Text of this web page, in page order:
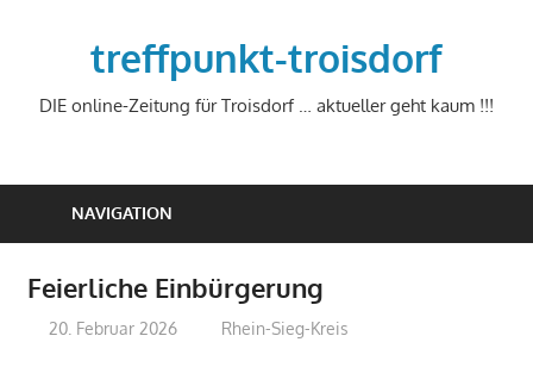
treffpunkt-troisdorf
DIE online-Zeitung für Troisdorf … aktueller geht kaum !!!
NAVIGATION
Feierliche Einbürgerung
20. Februar 2026 treffpunkt
Rhein-Sieg-Kreis